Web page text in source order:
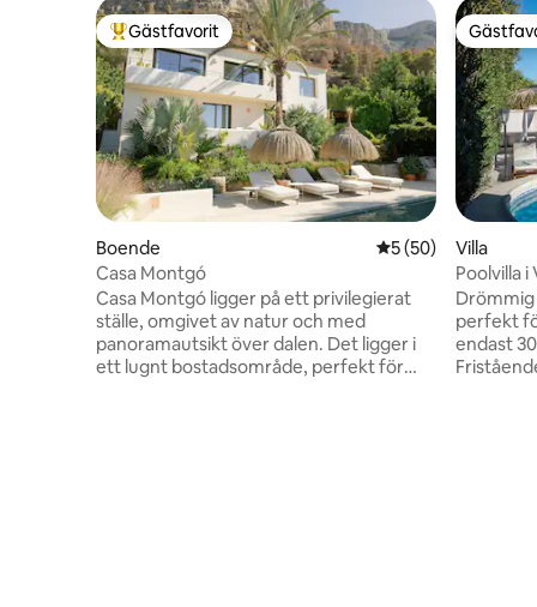
Populär gästfavorit
Gästfavorit
Boende 5 av 5 i
5 (50)
Casa Montgó
Casa Montgó ligger på ett privilegierat
ställe, omgivet av natur och med
panoramautsikt över dalen. Det ligger i
ett lugnt bostadsområde, perfekt för
Villa
Poolvilla
Zenia
Drömmig
perfekt
endast